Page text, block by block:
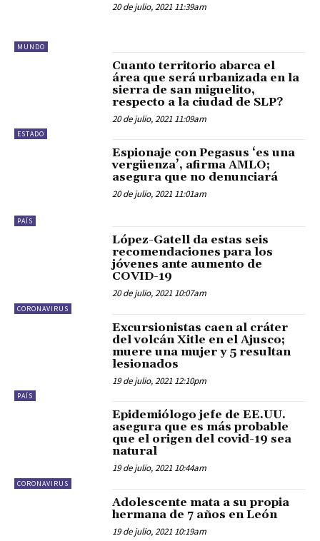
MUNDO
20 de julio, 2021 11:39am
ESTADO
Cuanto territorio abarca el
área que será urbanizada en la
sierra de san miguelito,
respecto a la ciudad de SLP?
20 de julio, 2021 11:09am
PAÍS
Espionaje con Pegasus ‘es una
vergüenza’, afirma AMLO;
asegura que no denunciará
20 de julio, 2021 11:01am
CORONAVIRUS
López-Gatell da estas seis
recomendaciones para los
jóvenes ante aumento de
COVID-19
20 de julio, 2021 10:07am
PAÍS
Excursionistas caen al cráter
del volcán Xitle en el Ajusco;
muere una mujer y 5 resultan
lesionados
19 de julio, 2021 12:10pm
CORONAVIRUS
Epidemiólogo jefe de EE.UU.
asegura que es más probable
que el origen del covid-19 sea
natural
19 de julio, 2021 10:44am
Adolescente mata a su propia
hermana de 7 años en León
19 de julio, 2021 10:19am